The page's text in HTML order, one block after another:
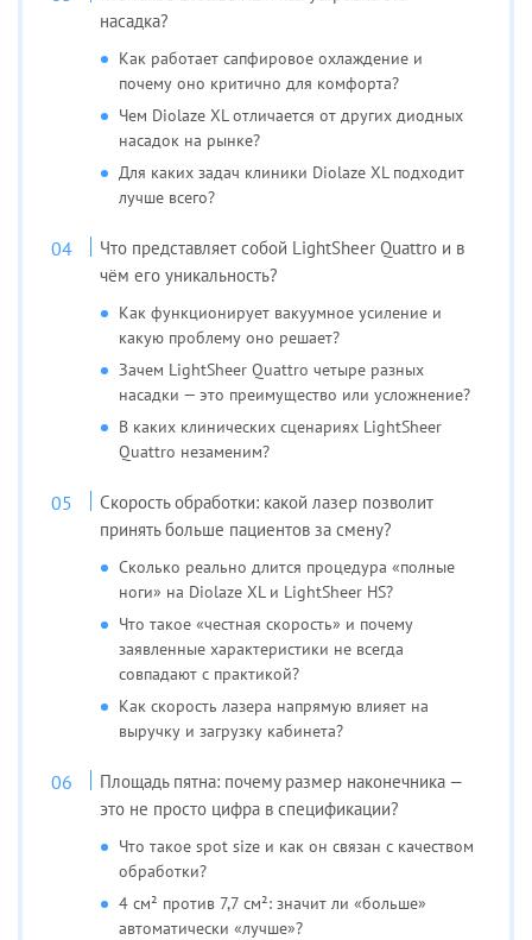
насадка?
Как работает сапфировое охлаждение и
почему оно критично для комфорта?
Чем Diolaze XL отличается от других диодных
насадок на рынке?
Для каких задач клиники Diolaze XL подходит
лучше всего?
Что представляет собой LightSheer Quattro и в
чём его уникальность?
Как функционирует вакуумное усиление и
какую проблему оно решает?
Зачем LightSheer Quattro четыре разных
насадки — это преимущество или усложнение?
В каких клинических сценариях LightSheer
Quattro незаменим?
Скорость обработки: какой лазер позволит
принять больше пациентов за смену?
Сколько реально длится процедура «полные
ноги» на Diolaze XL и LightSheer HS?
Что такое «честная скорость» и почему
заявленные характеристики не всегда
совпадают с практикой?
Как скорость лазера напрямую влияет на
выручку и загрузку кабинета?
Площадь пятна: почему размер наконечника —
это не просто цифра в спецификации?
Что такое spot size и как он связан с качеством
обработки?
4 см² против 7,7 см²: значит ли «больше»
автоматически «лучше»?